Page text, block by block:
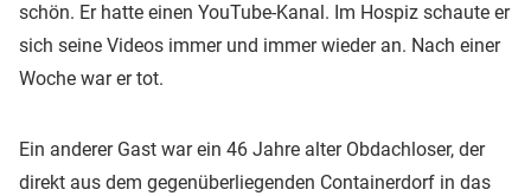
schön. Er hatte einen YouTube-Kanal. Im Hospiz schaute er
sich seine Videos immer und immer wieder an. Nach einer
Woche war er tot.
Ein anderer Gast war ein 46 Jahre alter Obdachloser, der
direkt aus dem gegenüberliegenden Containerdorf in das